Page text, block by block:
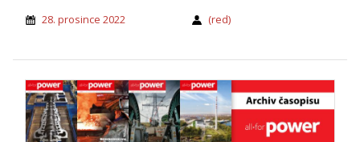
28. prosince 2022 (red)